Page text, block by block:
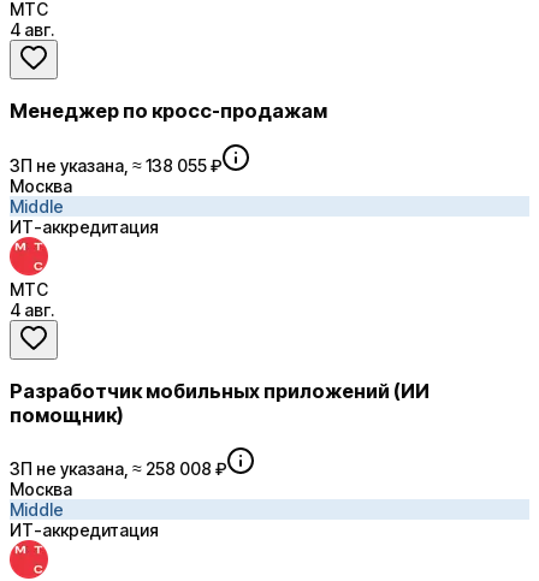
МТС
4 авг.
Менеджер по кросс-продажам
ЗП не указана, ≈ 138 055 ₽
Москва
Middle
ИТ-аккредитация
МТС
4 авг.
Разработчик мобильных приложений (ИИ
помощник)
ЗП не указана, ≈ 258 008 ₽
Москва
Middle
ИТ-аккредитация